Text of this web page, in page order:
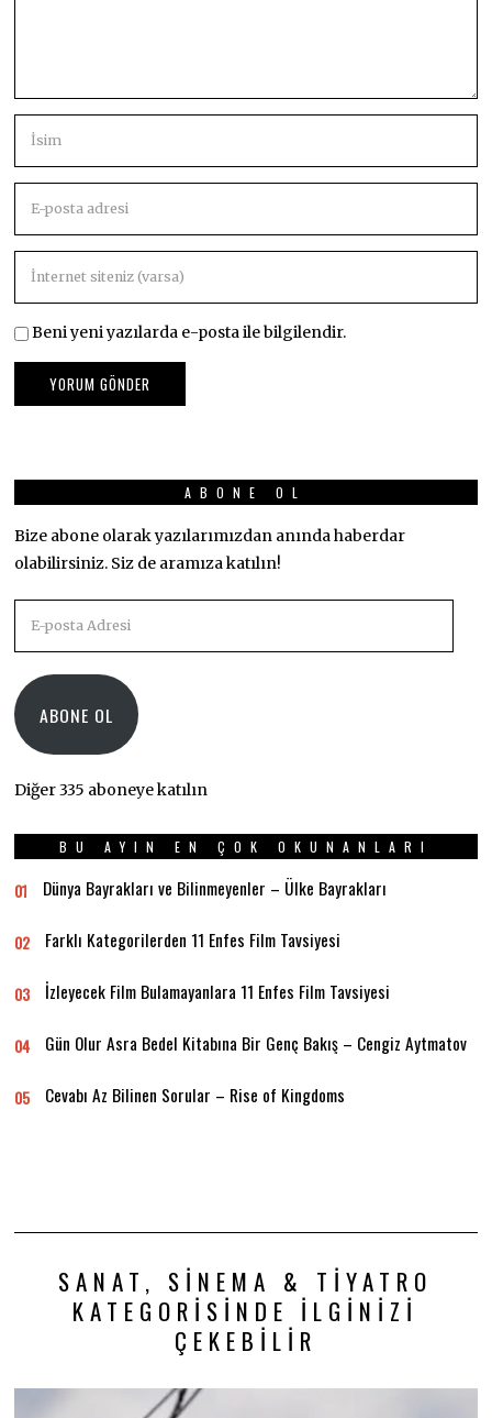
Beni yeni yazılarda e-posta ile bilgilendir.
ABONE OL
Bize abone olarak yazılarımızdan anında haberdar
olabilirsiniz. Siz de aramıza katılın!
posta
ABONE OL
Diğer 335 aboneye katılın
BU AYIN EN ÇOK OKUNANLARI
01 Dünya Bayrakları ve Bilinmeyenler – Ülke Bayrakları
02 Farklı Kategorilerden 11 Enfes Film Tavsiyesi
03 İzleyecek Film Bulamayanlara 11 Enfes Film Tavsiyesi
04 Gün Olur Asra Bedel Kitabına Bir Genç Bakış – Cengiz Aytmatov
05 Cevabı Az Bilinen Sorular – Rise of Kingdoms
SANAT, SINEMA & TIYATRO
KATEGORISINDE İLGINIZI
ÇEKEBILIR